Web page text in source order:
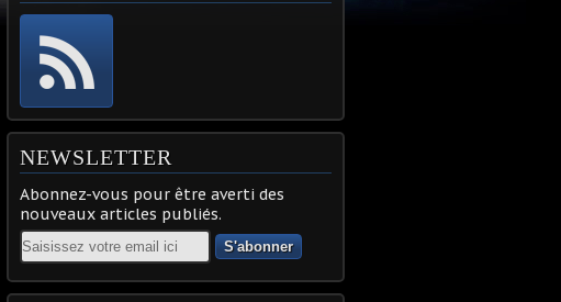
NEWSLETTER
Abonnez-vous pour être averti des
nouveaux articles publiés.
Email